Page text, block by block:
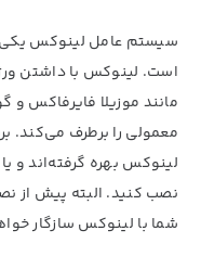
است. لینوکس با داشتن
مانند موزیلا فایرفاکس و
معمولی را برطرف می‌کند.
لینوکس بهره گرفته‌اند و
نصب کنید. البته پیش از
شما با لینوکس سازگار